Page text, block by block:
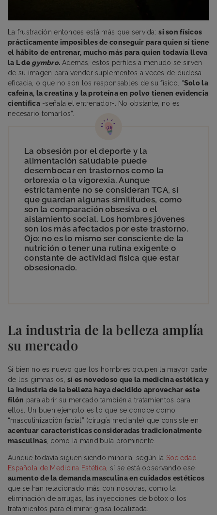
La frustración entonces está más que servida:si son físicos
prácticamente imposibles de conseguir para quien sí tiene
el hábito de entrenar, mucho más para quien todavía lleva
la L de gymbro. Además, estos perfiles a menudo se sirven
de su imagen para vender suplementos a veces de dudosa
eficacia, o que no son los responsables de su físico. “Solo la
cafeína, la creatina y la proteína en polvo tienen evidencia
científica-señala el entrenador-. No obstante, no es
necesario tomarlos”.
La obsesión por el deporte y la
alimentación saludable puede
desembocar en trastornos como la
ortorexia o la vigorexia. Aunque
estrictamente no se consideran TCA, sí
que guardan algunas similitudes, como
son la comparación obsesiva o el
aislamiento social. Los hombres jóvenes
son los más afectados por este trastorno.
Ojo: no es lo mismo ser consciente de la
nutrición o tener una rutina exigente o
constante de actividad física que estar
obsesionado.
La industria de la belleza amplía
su mercado
Si bien no es nuevo que los hombres ocupen la mayor parte
de los gimnasios,sí es novedoso que la medicina estética y
la industria de la belleza haya decidido aprovechar este
filón para abrir su mercado también a tratamientos para
ellos. Un buen ejemplo es lo que se conoce como
“masculinización facial” (cirugía mediante) que consiste en
acentuar características consideradas tradicionalmente
masculinas, como la mandíbula prominente.
Aunque todavía siguen siendo minoría, según la Sociedad
Española de Medicina Estética , sí se está observando ese
aumento de la demanda masculina en cuidados estéticos
que se han relacionado más con nosotras, como la
eliminación de arrugas, las inyecciones de bótox o los
tratamientos para eliminar grasa localizada.